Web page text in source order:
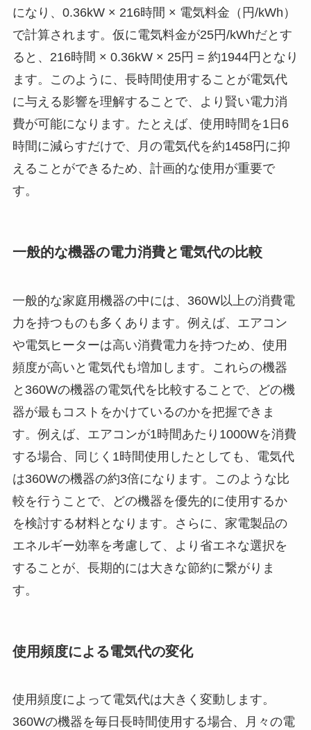
になり、0.36kW × 216時間 × 電気料金（円/kWh）
で計算されます。仮に電気料金が25円/kWhだとす
ると、216時間 × 0.36kW × 25円 = 約1944円となり
ます。このように、長時間使用することが電気代
に与える影響を理解することで、より賢い電力消
費が可能になります。たとえば、使用時間を1日6
時間に減らすだけで、月の電気代を約1458円に抑
えることができるため、計画的な使用が重要で
す。
一般的な機器の電力消費と電気代の比較
一般的な家庭用機器の中には、360W以上の消費電
力を持つものも多くあります。例えば、エアコン
や電気ヒーターは高い消費電力を持つため、使用
頻度が高いと電気代も増加します。これらの機器
と360Wの機器の電気代を比較することで、どの機
器が最もコストをかけているのかを把握できま
す。例えば、エアコンが1時間あたり1000Wを消費
する場合、同じく1時間使用したとしても、電気代
は360Wの機器の約3倍になります。このような比
較を行うことで、どの機器を優先的に使用するか
を検討する材料となります。さらに、家電製品の
エネルギー効率を考慮して、より省エネな選択を
することが、長期的には大きな節約に繋がりま
す。
使用頻度による電気代の変化
使用頻度によって電気代は大きく変動します。
360Wの機器を毎日長時間使用する場合、月々の電